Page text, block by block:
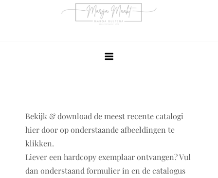
Bekijk & download de meest recente catalogi
hier door op onderstaande afbeeldingen te
klikken.
Liever een hardcopy exemplaar ontvangen? Vul
dan onderstaand formulier in en de catalogus